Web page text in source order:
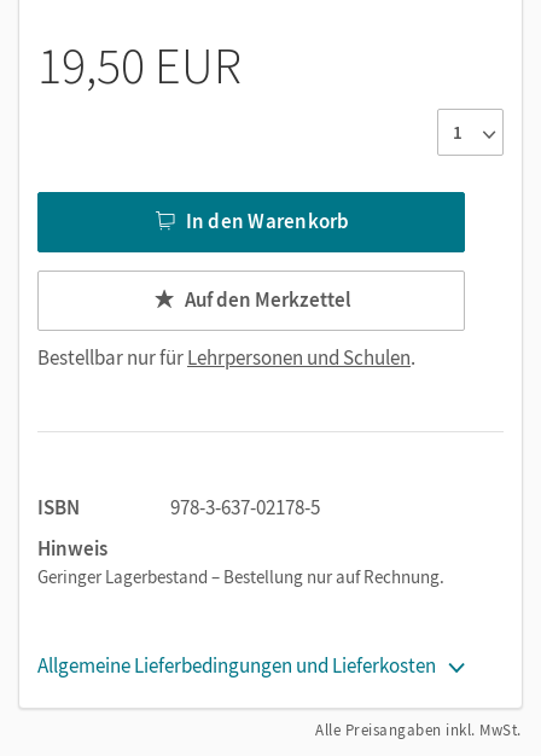
19,50 EUR
In den Warenkorb
Auf den Merkzettel
Bestellbar nur fürLehrpersonen und Schulen.
ISBN
978-3-637-02178-5
Hinweis
Geringer Lagerbestand – Bestellung nur auf Rechnung.
Allgemeine Lieferbedingungen und Lieferkosten
Alle Preisangaben inkl. MwSt.